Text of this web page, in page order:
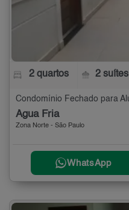
2 quartos 2 suítes
Água Fria
Zona Norte - São Paulo
WhatsApp